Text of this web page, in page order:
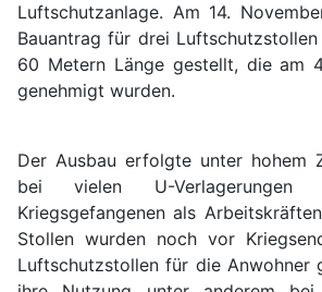
Luftschutzanlage. Am 14.
Bauantrag für drei
60 Metern Länge gestellt, die am
genehmigt wurden.
Der Ausbau erfolgte unter hohem
bei vielen U-Verlagerungen
Kriegsgefangenen als
Stollen wurden noch vor
Luftschutzstollen für die Anwohner